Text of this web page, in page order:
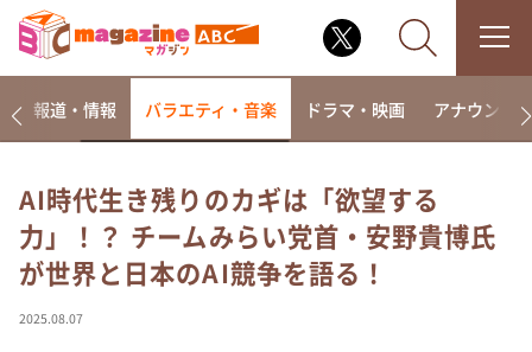
なるみ・岡村の過ぎるTV
相席食堂
これ余談なんですけど・・・
報道・情報 バラエティ・音楽 ドラマ・映画 アナウンサー
AI時代生き残りのカギは「欲望する
力」！？ チームみらい党首・安野貴博氏
が世界と日本のAI競争を語る！
2025.08.07